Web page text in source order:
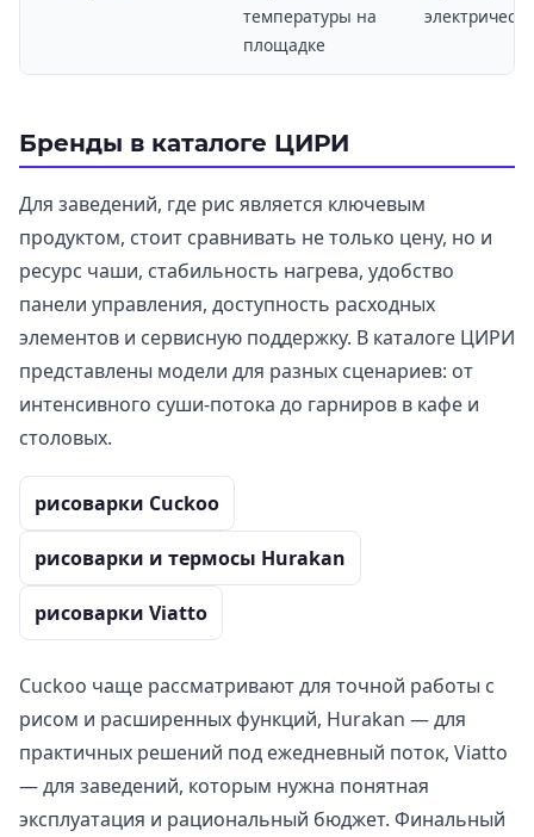
температуры на
площадке
Бренды в каталоге ЦИРИ
Для заведений, где рис является ключевым
продуктом, стоит сравнивать не только цену, но и
ресурс чаши, стабильность нагрева, удобство
панели управления, доступность расходных
элементов и сервисную поддержку. В каталоге ЦИРИ
представлены модели для разных сценариев: от
интенсивного суши-потока до гарниров в кафе и
столовых.
рисоварки Cuckoo
рисоварки и термосы Hurakan
рисоварки Viatto
Cuckoo чаще рассматривают для точной работы с
рисом и расширенных функций, Hurakan — для
практичных решений под ежедневный поток, Viatto
— для заведений, которым нужна понятная
эксплуатация и рациональный бюджет. Финальный